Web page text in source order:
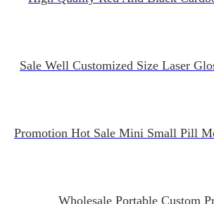
Sale Well Customized Size Laser
Promotion Hot Sale Mini Small Pill
Wholesale Portable Custom